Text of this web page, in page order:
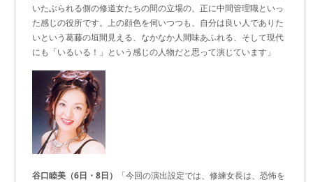
いたぶられる側の修道女たちの間の立場の、正に中間管理職といっ
た感じの役所です。上の顔色を伺いつつも、自分は良い人でありた
いという葛藤の垣間見える、なかなか人間味あふれる、そして現代
にも「いるいる！」という感じの人物だと思って演じています」
谷口睦美（6日・8日）
「今回の演出設定では、修練女長は、恐怖を